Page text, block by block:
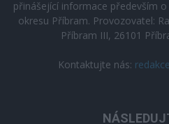
přinášející informace především
okresu Příbram. Provozovatel:
Příbram III, 26101
Kontaktujte nás: